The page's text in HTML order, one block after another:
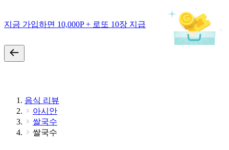
지금 가입하면 10,000P + 로또 10장 지급
음식 리뷰
아시안
쌀국수
쌀국수